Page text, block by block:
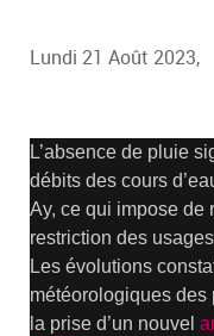
Lundi 21 Août 2023,
L’absence de pluie
débits des cours
Ay, ce qui impose de
restriction des
Les évolutions
météorologiques
la prise d’un nouvel